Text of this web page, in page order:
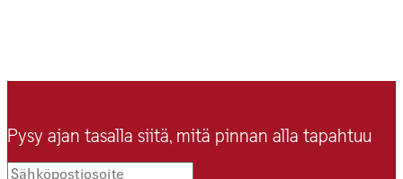
Pysy ajan tasalla siitä, mitä pinnan alla tapahtuu
Sähköpostiosoite